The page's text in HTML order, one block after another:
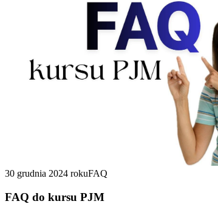
30 grudnia 2024 rokuFAQ
FAQ do kursu PJM